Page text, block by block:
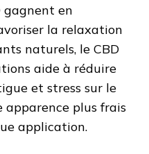
gagnent en
la relaxation
naturels, le CBD
aide à réduire
et stress sur le
apparence plus frais
application.